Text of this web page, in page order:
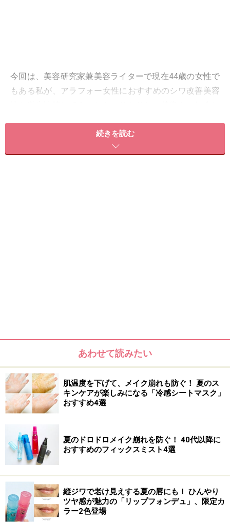
今回は、美容研究家兼美容ライターで現在44歳の女性で
もある私が、アラフォー女性におすすめのシワ改善美容
みずみずしいテクスチャーの「エクセルーラ ホワイトニン
グ リンクルリペア」（税抜3800円）
「エクセルーラ」は、2009年に誕生した佐藤製薬のエイ
ジングケアブランド。100年以上もの歳月をかけて佐藤
続きを読む
あわせて読みたい
肌温度を下げて、メイク崩れも防ぐ！ 夏のス
キンケアが楽しみになる「冷感シートマスク」
おすすめ4選
夏のドロドロメイク崩れを防ぐ！ 40代以降に
おすすめのフィックスミスト4選
縦ジワで老け見えする夏の唇にも！ ひんやり
ツヤ感が魅力の「リップフォンデュ」、限定カ
ラー2色登場